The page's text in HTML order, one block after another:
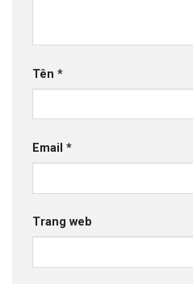
Tên *
Email *
Trang web